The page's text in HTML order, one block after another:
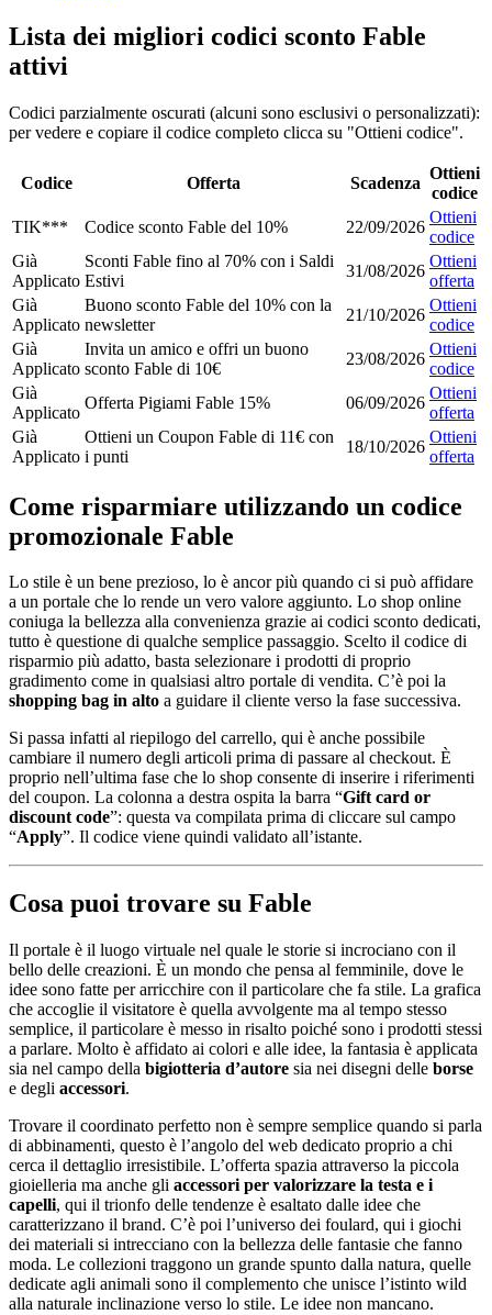
Lista dei migliori codici sconto Fable
attivi
Codici parzialmente oscurati (alcuni sono esclusivi o personalizzati):
per vedere e copiare il codice completo clicca su "Ottieni codice".
Codice Offerta Scadenza
Ottieni
codice
TIK***
Codice sconto Fable del 10% 22/09/2026
Ottieni
codice
Già
Applicato
Sconti Fable fino al 70% con i Saldi
Estivi
31/08/2026
Ottieni
offerta
Già
Applicato
Buono sconto Fable del 10% con la
newsletter
21/10/2026
Ottieni
codice
Già
Applicato
Invita un amico e offri un buono
sconto Fable di 10€
23/08/2026
Ottieni
codice
Già
Applicato
Offerta Pigiami Fable 15% 06/09/2026
Ottieni
offerta
Già
Applicato
Ottieni un Coupon Fable di 11€ con
i punti
18/10/2026
Ottieni
offerta
Come risparmiare utilizzando un codice
promozionale Fable
Lo stile è un bene prezioso, lo è ancor più quando ci si può affidare
a un portale che lo rende un vero valore aggiunto. Lo shop online
coniuga la bellezza alla convenienza grazie ai codici sconto dedicati,
tutto è questione di qualche semplice passaggio. Scelto il codice di
risparmio più adatto, basta selezionare i prodotti di proprio
gradimento come in qualsiasi altro portale di vendita. C’è poi la
shopping bag in alto a guidare il cliente verso la fase successiva.
Si passa infatti al riepilogo del carrello, qui è anche possibile
cambiare il numero degli articoli prima di passare al checkout. È
proprio nell’ultima fase che lo shop consente di inserire i riferimenti
del coupon. La colonna a destra ospita la barra “Gift card or
discount code”: questa va compilata prima di cliccare sul campo
“Apply”. Il codice viene quindi validato all’istante.
Cosa puoi trovare su Fable
Il portale è il luogo virtuale nel quale le storie si incrociano con il
bello delle creazioni. È un mondo che pensa al femminile, dove le
idee sono fatte per arricchire con il particolare che fa stile. La grafica
che accoglie il visitatore è quella avvolgente ma al tempo stesso
semplice, il particolare è messo in risalto poiché sono i prodotti stessi
a parlare. Molto è affidato ai colori e alle idee, la fantasia è applicata
sia nel campo della bigiotteria d’autore sia nei disegni delle borse
e degli accessori.
Trovare il coordinato perfetto non è sempre semplice quando si parla
di abbinamenti, questo è l’angolo del web dedicato proprio a chi
cerca il dettaglio irresistibile. L’offerta spazia attraverso la piccola
gioielleria ma anche gli accessori per valorizzare la testa e i
capelli, qui il trionfo delle tendenze è esaltato dalle idee che
caratterizzano il brand. C’è poi l’universo dei foulard, qui i giochi
dei materiali si intrecciano con la bellezza delle fantasie che fanno
moda. Le collezioni traggono un grande spunto dalla natura, quelle
dedicate agli animali sono il complemento che unisce l’istinto wild
alla naturale inclinazione verso lo stile. Le idee non mancano.